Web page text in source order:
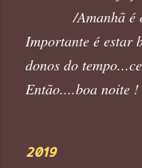
/Amanhã
Importante é estar
donos do
Então....boa noite
2019